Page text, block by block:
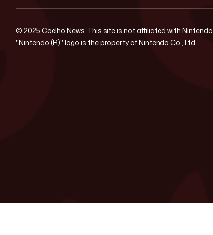
© 2025 Coelho News. This site is not affiliated with
"Nintendo (R)" logo is the property of Nintendo Co., Ltd.